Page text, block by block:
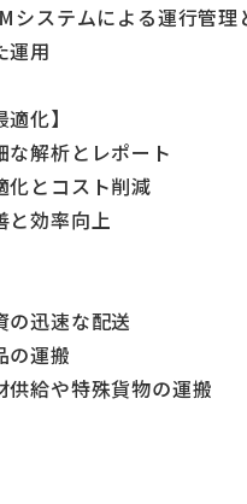
システムによる運行管理
運用
化】
解析とレポート
化とコスト削減
と効率向上
の迅速な配送
の運搬
供給や特殊貨物の運搬